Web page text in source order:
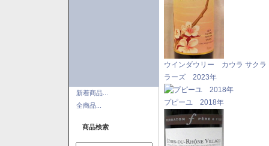
新着商品...
全商品...
商品検索
ウインダウリー カウラ サクラ
ラーズ 2023年
プピーユ 2018年